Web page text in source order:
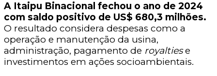
A Itaipu Binacional fechou o ano de 2024
com saldo positivo de US$ 680,3 milhões.
O resultado considera despesas como a
operação e manutenção da usina,
administração, pagamento de royaltiese
investimentos em ações socioambientais.